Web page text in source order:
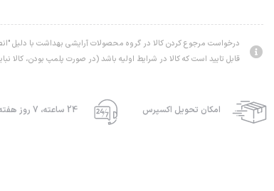
درخواست مرجوع کردن کالا در گروه محصولات آرایشی بهداشت با دلیل
قابل تایید است که کالا در شرایط اولیه باشد (در صورت پلمپ بودن، کالا
امکان تحویل اکسپرس 24 ساعته، 7 روز هفته